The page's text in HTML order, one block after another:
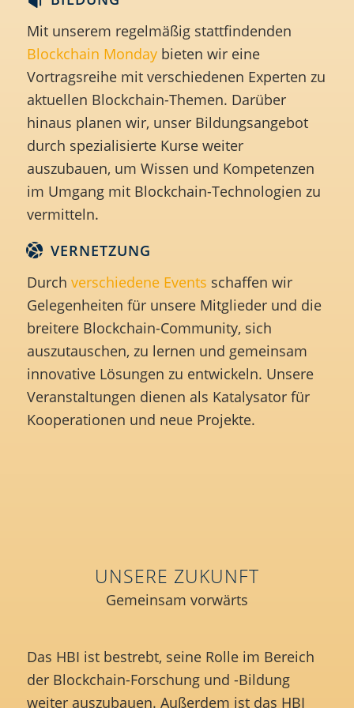
Mit unserem regelmäßig stattfindenden
Blockchain Mondaybieten wir eine
Vortragsreihe mit verschiedenen Experten zu
aktuellen Blockchain-Themen. Darüber
hinaus planen wir, unser Bildungsangebot
durch spezialisierte Kurse weiter
auszubauen, um Wissen und Kompetenzen
im Umgang mit Blockchain-Technologien zu
vermitteln.
VERNETZUNG
Durch verschiedene Events schaffen wir
Gelegenheiten für unsere Mitglieder und die
breitere Blockchain-Community, sich
auszutauschen, zu lernen und gemeinsam
innovative Lösungen zu entwickeln. Unsere
Veranstaltungen dienen als Katalysator für
Kooperationen und neue Projekte.
UNSERE ZUKUNFT
Gemeinsam vorwärts
Das HBI ist bestrebt, seine Rolle im Bereich
der Blockchain-Forschung und -Bildung
weiter auszubauen. Außerdem ist das HBI